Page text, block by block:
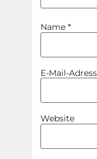
Name*
E-Mail-
Website